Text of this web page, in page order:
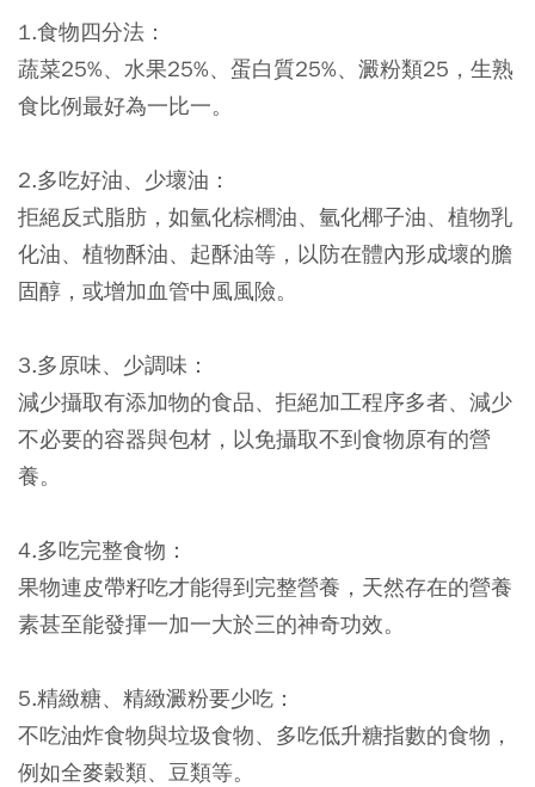
1.食物四分法：
蔬菜25%、水果25%、蛋白質25%、澱粉類25，生熟
食比例最好為一比一。
2.多吃好油、少壞油：
拒絕反式脂肪，如氫化棕櫚油、氫化椰子油、植物乳
化油、植物酥油、起酥油等，以防在體內形成壞的膽
固醇，或增加血管中風風險。
3.多原味、少調味：
減少攝取有添加物的食品、拒絕加工程序多者、減少
不必要的容器與包材，以免攝取不到食物原有的營
養。
4.多吃完整食物：
果物連皮帶籽吃才能得到完整營養，天然存在的營養
素甚至能發揮一加一大於三的神奇功效。
5.精緻糖、精緻澱粉要少吃：
不吃油炸食物與垃圾食物、多吃低升糖指數的食物，
例如全麥穀類、豆類等。